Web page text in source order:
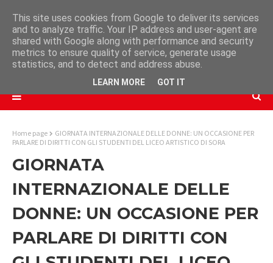
Home page
GIORNATA INTERNAZIONALE DELLE DONNE: UN OCCASIONE PER
PARLARE DI DIRITTI CON GLI STUDENTI DEL LICEO ARTISTICO DI SORA
GIORNATA
INTERNAZIONALE DELLE
DONNE: UN OCCASIONE PER
PARLARE DI DIRITTI CON
This site uses cookies from Google to deliver its services
and to analyze traffic. Your IP address and user-agent are
shared with Google along with performance and security
metrics to ensure quality of service, generate usage
statistics, and to detect and address abuse.
LEARN MORE GOT IT